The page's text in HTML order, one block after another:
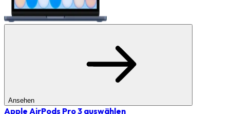
Ansehen
Apple AirPods Pro 3 auswählen